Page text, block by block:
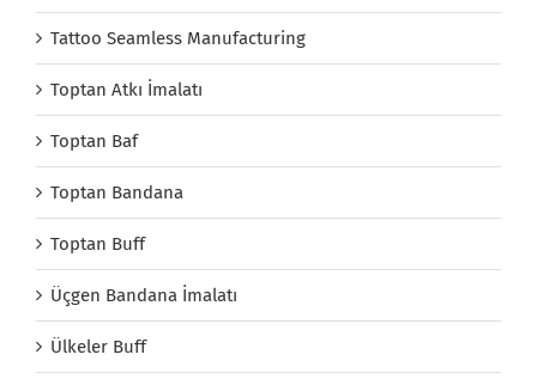
Tattoo Seamless Manufacturing
Toptan Atkı İmalatı
Toptan Baf
Toptan Bandana
Toptan Buff
Üçgen Bandana İmalatı
Ülkeler Buff